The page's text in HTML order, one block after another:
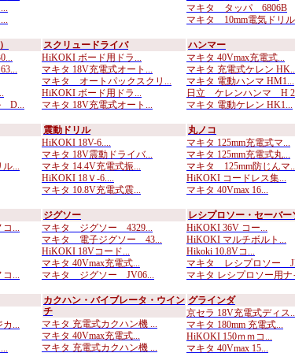
マキタ タッパ 6806B
マキタ 10mm電気ドリル
D...
スクリュードライバ
HiKOKI ボード用ドラ...
マキタ 18V充電式オート...
マキタ オートパックスクリ...
HiKOKI ボード用ドラ...
マキタ 18V充電式オート...
ハンマー
マキタ 40Vmax充電式...
マキタ 充電式ケレン
マキタ 電動ハンマ HM1...
日立 ケレンハンマ H
マキタ 電動ケレン HK1...
ル...
震動ドリル
HiKOKI 18V-6....
マキタ 18V震動ドライバ...
マキタ 14.4V充電式振...
HiKOKI 18Ｖ-6....
マキタ 10.8V充電式震...
丸ノコ
マキタ 125mm充電式マ...
マキタ 125mm充電式丸...
マキタ 125mm防じんマ
HiKOKI コードレス集...
マキタ 40Vmax 16...
コ...
コ...
ジグソー
マキタ ジグソー 4329...
マキタ 電子ジグソー 43...
HiKOKI 18Vコード...
マキタ 40Vmax充電式...
マキタ ジグソー JV06...
レシプロソー・セーバー
HiKOKI 36V コー...
HiKOKI マルチボルト...
Hikoki 10.8Vコ...
マキタ レシプロソー
マキタ レシプロソー用ナ
...
カクハン・バイブレータ・ウイン
チ
マキタ 充電式カクハン機 ...
マキタ 40Vmax充電式...
マキタ 充電式カクハン機 ...
グラインダ
京セラ 18V充電式ディス
マキタ 180mm 充電式...
HiKOKI 150ｍｍコ...
マキタ 40Vmax 15...